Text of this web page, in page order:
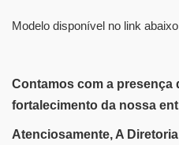
Modelo disponível no link
Contamos com a presença
fortalecimento da nossa
Atenciosamente, A Diretoria